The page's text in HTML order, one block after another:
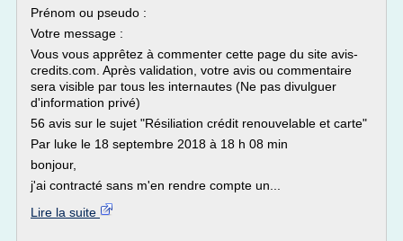
Prénom ou pseudo :
Votre message :
Vous vous apprêtez à commenter cette page du site avis-
credits.com. Après validation, votre avis ou commentaire
sera visible par tous les internautes (Ne pas divulguer
d'information privé)
56 avis sur le sujet "Résiliation crédit renouvelable et carte"
Par luke le 18 septembre 2018 à 18 h 08 min
bonjour,
j'ai contracté sans m'en rendre compte un...
Lire la suite